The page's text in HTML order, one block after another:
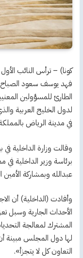
كونا) – ترأس النائب
فهد يوسف سعود الصباح
الطارئ للمسؤولين
لدول الخليج العربية
في مدينة الرياض
وقالت وزارة الداخلية
برئاسة وزير الداخلية
عبدالله وبمشاركة
وأفادت (الداخلية) أن
الأحداث الجارية وسبل
المشترك لمعالجة
لها دول المجلس مبينة
التعاون كل لا يتجزأ».